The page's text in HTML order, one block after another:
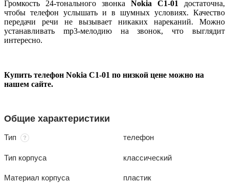
Громкость 24-тонального звонка Nokia C1-01
достаточна,
чтобы телефон услышать и в шумных условиях. Качество
передачи речи не вызывает никаких нареканий. Можно
устанавливать mp3-мелодию на звонок, что выглядит
интересно.
Купить телефон Nokia C1-01 по низкой цене можно на
нашем сайте.
Общие характеристики
Тип телефон
Тип корпуса классический
Материал корпуса пластик